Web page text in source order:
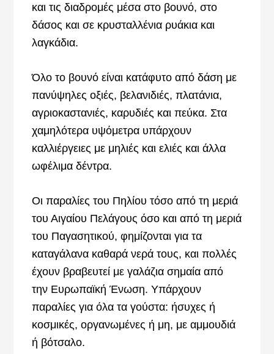
και τις διαδρομές μέσα στο βουνό, στο
δάσος και σε κρυσταλλένια ρυάκια και
λαγκάδια.
Όλο το βουνό είναι κατάφυτο από δάση με
πανύψηλες οξιές, βελανιδιές, πλατάνια,
αγριοκαστανιές, καρυδιές και πεύκα. Στα
χαμηλότερα υψόμετρα υπάρχουν
καλλιέργειες με μηλιές και ελιές και άλλα
ωφέλιμα δέντρα.
Οι παραλίες του Πηλίου τόσο από τη μεριά
του Αιγαίου Πελάγους όσο και από τη μεριά
του Παγασητικού, φημίζονται για τα
καταγάλανα καθαρά νερά τους, και πολλές
έχουν βραβευτεί με γαλάζια σημαία από
την Ευρωπαϊκή Ένωση. Υπάρχουν
παραλίες για όλα τα γούστα: ήσυχες ή
κοσμικές, οργανωμένες ή μη, με αμμουδιά
ή βότσαλο.